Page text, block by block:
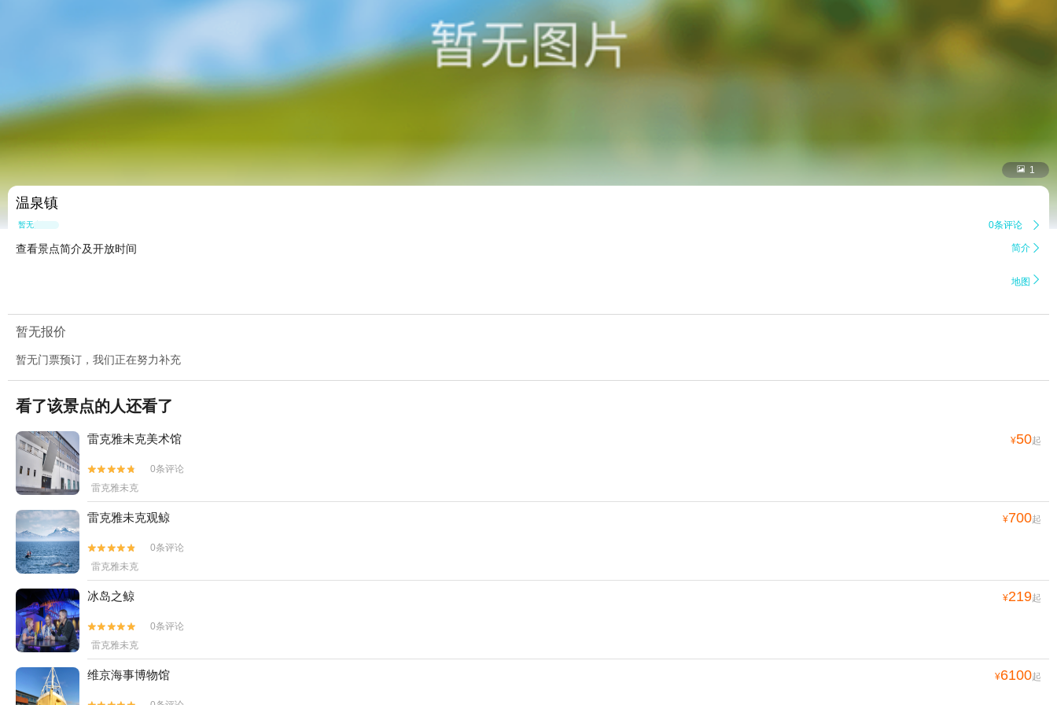
 1
温泉镇
暂无点评 0条评论 
查看景点简介及开放时间 简介 
地图 
暂无报价
暂无门票预订，我们正在努力补充
看了该景点的人还看了
雷克雅未克美术馆 ¥50起


0条评论
雷克雅未克
雷克雅未克观鲸 ¥700起


0条评论
雷克雅未克
冰岛之鲸 ¥219起


0条评论
雷克雅未克
维京海事博物馆 ¥6100起